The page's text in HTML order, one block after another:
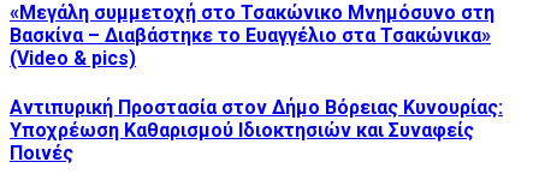
«Μεγάλη συμμετοχή στο Τσακώνικο Μνημόσυνο στη
Βασκίνα – Διαβάστηκε το Ευαγγέλιο στα Τσακώνικα»
(Video & pics)
Αντιπυρική Προστασία στον Δήμο Βόρειας Κυνουρίας:
Υποχρέωση Καθαρισμού Ιδιοκτησιών και Συναφείς
Ποινές